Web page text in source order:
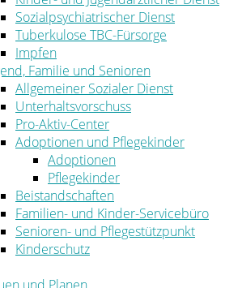
Sozialpsychiatrischer Dienst
Tuberkulose TBC-Fürsorge
Impfen
Familie und Senioren
Allgemeiner Sozialer Dienst
Unterhaltsvorschuss
Pro-Aktiv-Center
Adoptionen und Pflegekinder
Adoptionen
Pflegekinder
Beistandschaften
Familien- und Kinder-Servicebüro
Senioren- und Pflegestützpunkt
Kinderschutz